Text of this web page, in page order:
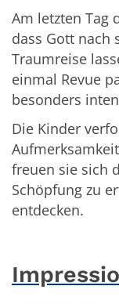
Am letzten Tag
dass Gott nach
Traumreise
einmal Revue
besonders
Die Kinder
freuen sie sich
Schöpfung zu
entdecken.